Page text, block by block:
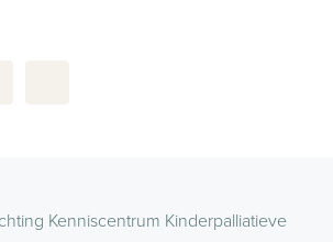
Kenniscentrum Kinderpalliatieve